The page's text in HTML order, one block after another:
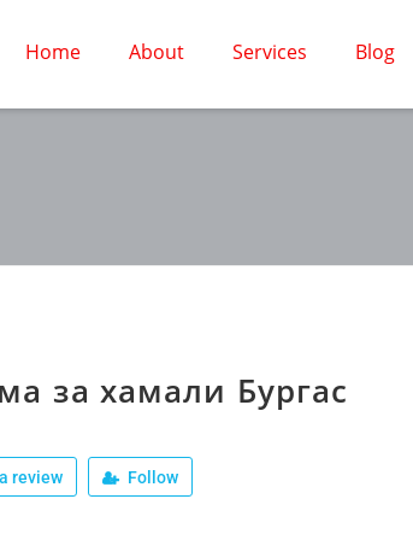
Home About Services Blog
за хамали Бургас
review Follow